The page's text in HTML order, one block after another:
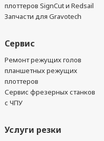
плоттеров SignCut и Redsail
Запчасти для Gravotech
Сервис
Ремонт режущих голов
планшетных режущих
плоттеров
Сервис фрезерных станков
с ЧПУ
Услуги резки